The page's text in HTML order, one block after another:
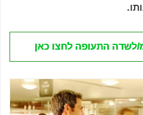
לשדה התעופה לחצו כאן